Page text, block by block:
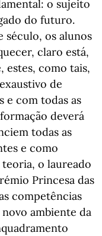
o sujeito
do futuro.
século, os alunos
claro está,
estes, como tais,
de
e com todas as
deverá
todas as
e como
teoria, o laureado
Princesa das
competências
ambiente da